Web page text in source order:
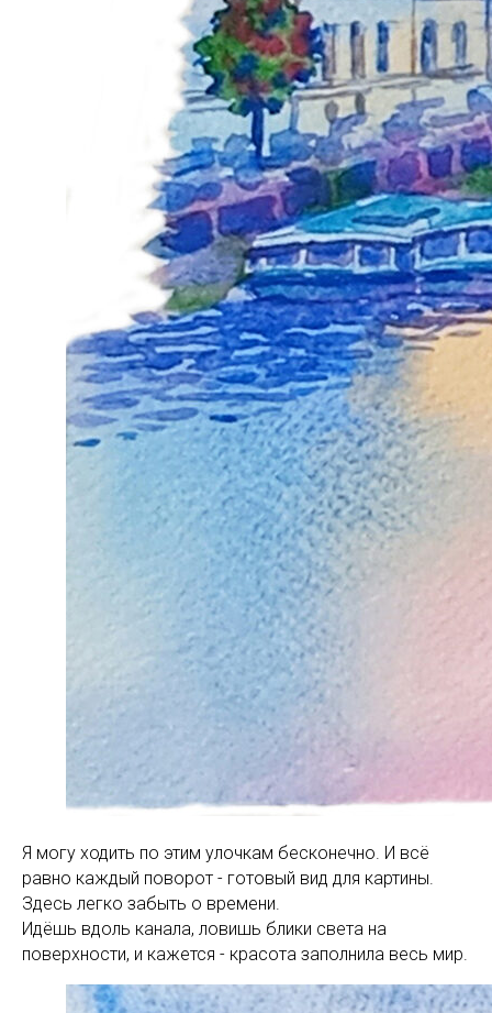
Я могу ходить по этим улочкам бесконечно. И всё
равно каждый поворот - готовый вид для картины.
Здесь легко забыть о времени.
Идёшь вдоль канала, ловишь блики света на
поверхности, и кажется - красота заполнила весь мир.